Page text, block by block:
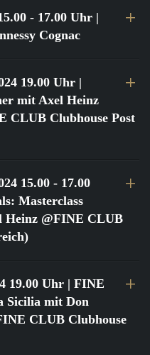
- 17.00 Uhr |
Cognac
19.00 Uhr |
mit Axel Heinz
CLUB Clubhouse Post
15.00 - 17.00
Masterclass
Heinz @FINE CLUB
19.00 Uhr | FINE
Sicilia mit Don
CLUB Clubhouse